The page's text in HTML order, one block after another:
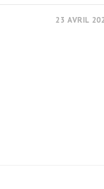
23 AVRIL